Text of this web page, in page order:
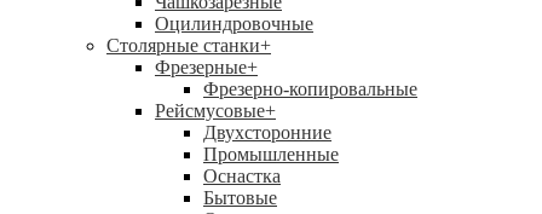
Оцилиндровочные
Столярные станки+
Фрезерные+
Фрезерно-копировальные
Рейсмусовые+
Двухсторонние
Промышленные
Оснастка
Бытовые